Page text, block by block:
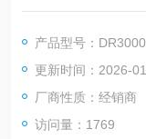
功能*。可用于生活
总氮、浊度等参数
配便携式高能电池供
产品型号：DR3000
更新时间：2026-
厂商性质：经销商
访问量：1769